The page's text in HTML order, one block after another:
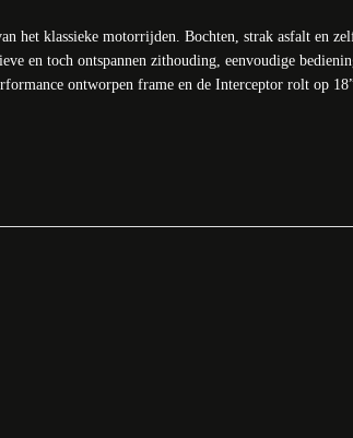
het klassieke motorrijden. Bochten, strak asfalt en
en toch ontspannen zithouding, eenvoudige
ontworpen frame en de Interceptor rolt op
afspraak voor een proefrit kunt u het beste